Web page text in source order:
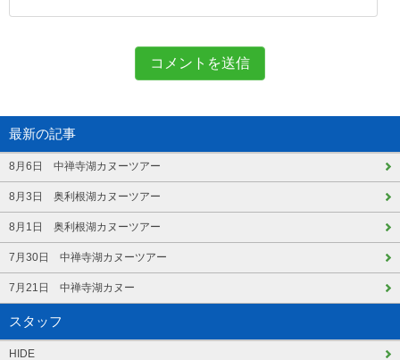
最新の記事
8月6日 中禅寺湖カヌーツアー
8月3日 奥利根湖カヌーツアー
8月1日 奥利根湖カヌーツアー
7月30日 中禅寺湖カヌーツアー
7月21日 中禅寺湖カヌー
スタッフ
HIDE